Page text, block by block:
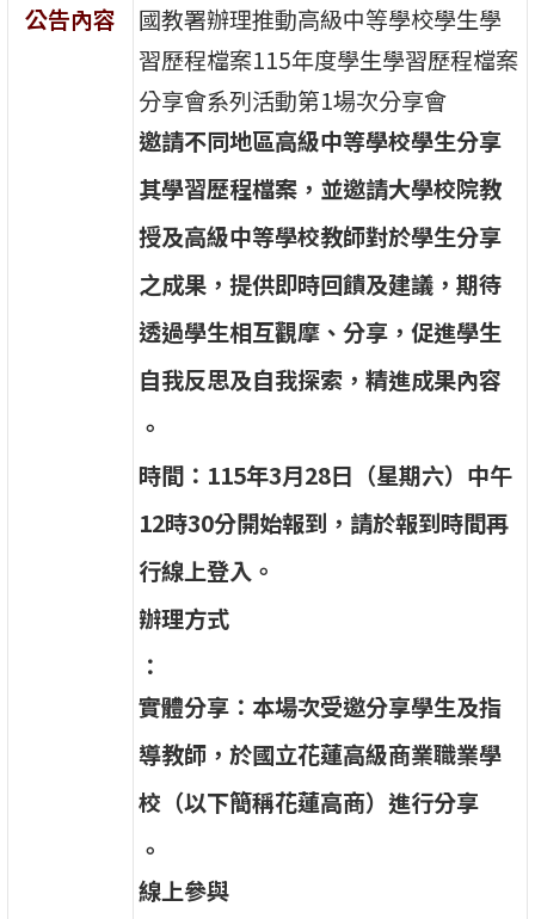
公告內容
國教署辦理推動高級中等學校學生學
習歷程檔案115年度學生學習歷程檔案
分享會系列活動第1場次分享會
邀請不同地區高級中等學校學生分享
其學習歷程檔案 ， 並邀請大學校院教
授及高級中等學校教師對於學生分享
之成果 ，提供即時回饋及建議 ，期待
透過學生相互觀摩 、分享 ，促進學生
自我反思及自我探索 ，精進成果內容
。
時間 ： 115年3月28日 （星期六） 中午
12時30分開始報到 ， 請於報到時間再
行線上登入 。
辦理方式
：
實體分享 ： 本場次受邀分享學生及指
導教師 ，於國立花蓮高級商業職業學
校 （以下簡稱花蓮高商）進行分享
。
線上參與